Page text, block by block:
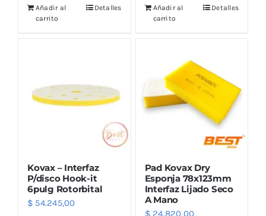
Añadir al
carrito
Detalles
Añadir al
carrito
Detalles
Kovax – Interfaz
P/disco Hook-it
6pulg Rotorbital
$ 54.245,00
Pad Kovax Dry
Esponja 78x123mm
Interfaz Lijado Seco
A Mano
$24.820,00